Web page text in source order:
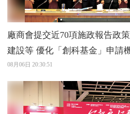
廠商會提交近70項施政報告政策建議 涵蓋
建設等 優化「創科基金」申請機制 增援企業技術應
用
08月06日 20:30:51